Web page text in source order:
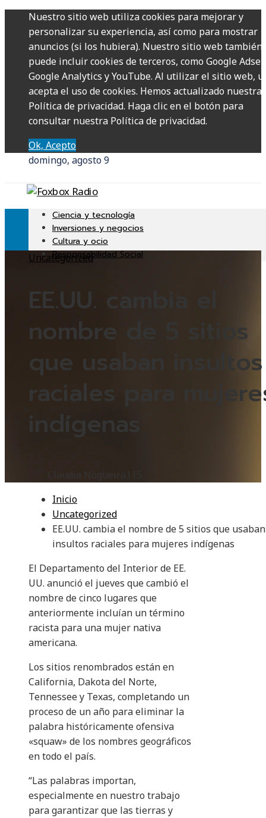
Nuestro sitio web utiliza cookies para mejorar y
personalizar su experiencia, así como para mostrar
anuncios (si los hubiera). Nuestro sitio web también
puede incluir cookies de terceros, como Google
Google Analytics y YouTube. Al utilizar el sitio web,
acepta el uso de cookies. Hemos actualizado nuestra
Política de privacidad. Haga clic en el botón para
consultar nuestra Política de privacidad.
Ok, Acepto
domingo, agosto 9
Ciencia y tecnología
Inversiones y negocios
Cultura y ocio
Responsabilidad Social
Uncategorized
EE.UU. cambia el
nombre de 5 sitios
que usaban insultos
raciales para
indígenas
Inicio
Uncategorized
EE.UU. cambia el nombre de 5 sitios que usaban
insultos raciales para mujeres indígenas
El Departamento del Interior de EE.
UU. anunció el jueves que cambió el
nombre de cinco lugares que
anteriormente incluían un término
racista para una mujer nativa
americana.
Los sitios renombrados están en
California, Dakota del Norte,
Tennessee y Texas, completando un
proceso de un año para eliminar la
palabra históricamente ofensiva
«squaw» de los nombres geográficos
en todo el país.
“Las palabras importan,
especialmente en nuestro trabajo
para garantizar que las tierras y